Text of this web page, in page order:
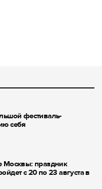
фестиваль-
себя
Москвы: праздник
с 20 по 23 августа в